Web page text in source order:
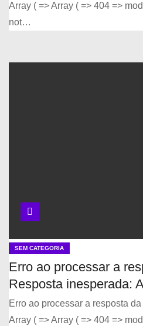
Array ( => Array ( => 404 =>
not…
SEM CATEGORIA
Erro ao processar a
Resposta inesperada:
Erro ao processar a resposta
Array ( => Array ( => 404 =>